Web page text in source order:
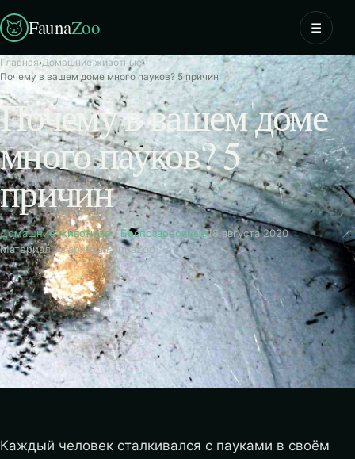
FaunaZoo ☰
Главная›Домашние животные›
Почему в вашем доме много пауков? 5 причин
Почему в вашем доме
много пауков? 5
причин
Домашние животные·Беспозвоночные18 августа 2020
Материал из архива FaunaZoo
Каждый человек сталкивался с пауками в своём